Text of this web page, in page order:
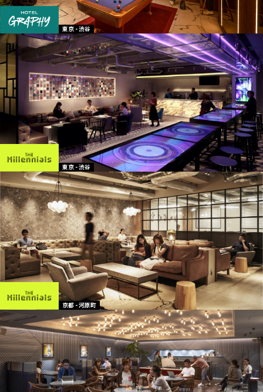
東京 - 渋谷
東京 - 渋谷
京都 - 河原町